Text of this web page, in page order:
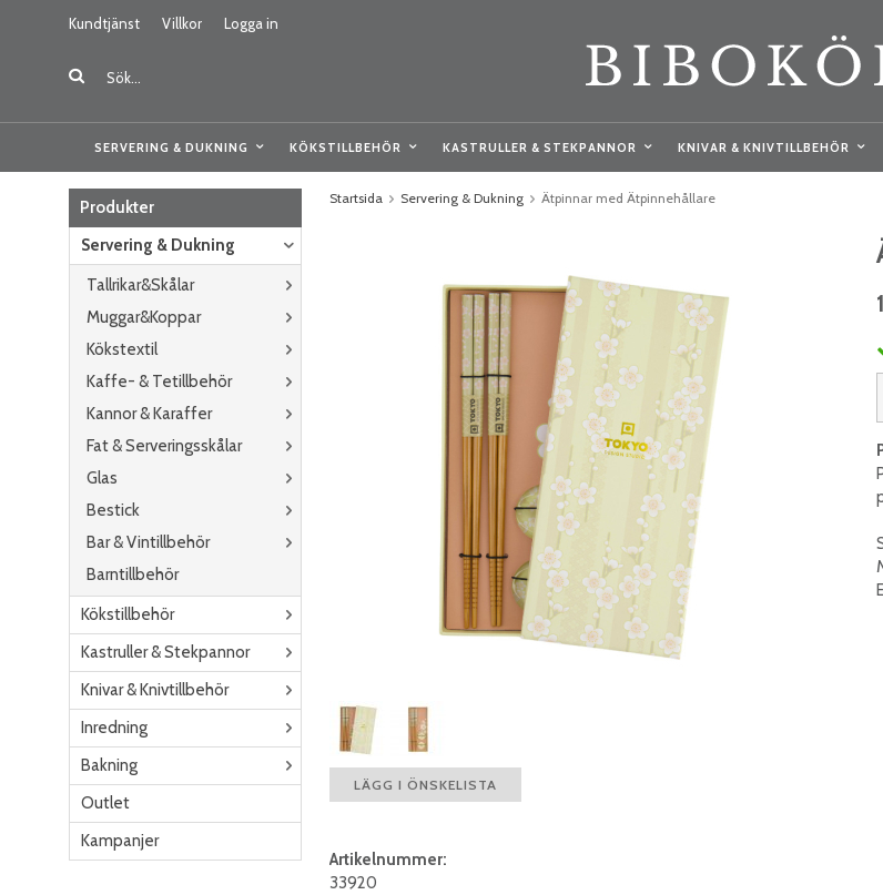
Kundtjänst Villkor Logga in
SERVERING & DUKNING KÖKSTILLBEHÖR KASTRULLER & STEKPANNOR KNIVAR & KNIVTILLBEHÖR
Produkter
Servering & Dukning
Tallrikar&Skålar
Muggar&Koppar
Kökstextil
Kaffe- & Tetillbehör
Kannor & Karaffer
Fat & Serveringsskålar
Glas
Bestick
Bar & Vintillbehör
Barntillbehör
Kökstillbehör
Kastruller & Stekpannor
Knivar & Knivtillbehör
Inredning
Bakning
Outlet
Kampanjer
Startsida Servering & Dukning Ätpinnar med Ätpinnehållare
LÄGG I ÖNSKELISTA
Artikelnummer:
33920